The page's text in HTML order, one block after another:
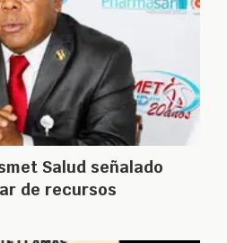
Salud señalado
de recursos